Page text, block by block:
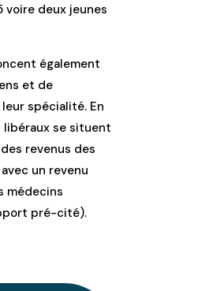
voire deux jeunes
également
et de
spécialité. En
se situent
revenus des
un revenu
médecins
pré-cité).